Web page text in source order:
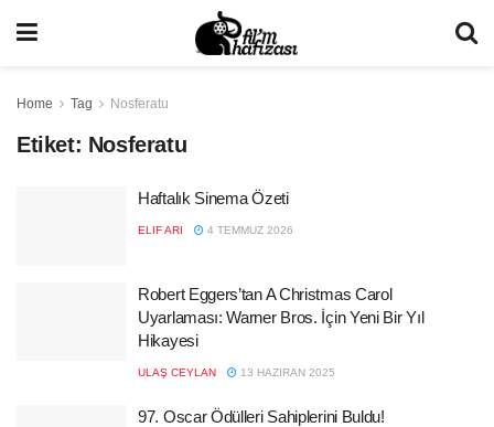
Home Tag Nosferatu
Etiket: Nosferatu
Haftalık Sinema Özeti
ELIF ARI 4 TEMMUZ 2026
Robert Eggers’tan A Christmas Carol
Uyarlaması: Warner Bros. İçin Yeni Bir Yıl
Hikayesi
ULAŞ CEYLAN 13 HAZIRAN 2025
97. Oscar Ödülleri Sahiplerini Buldu!